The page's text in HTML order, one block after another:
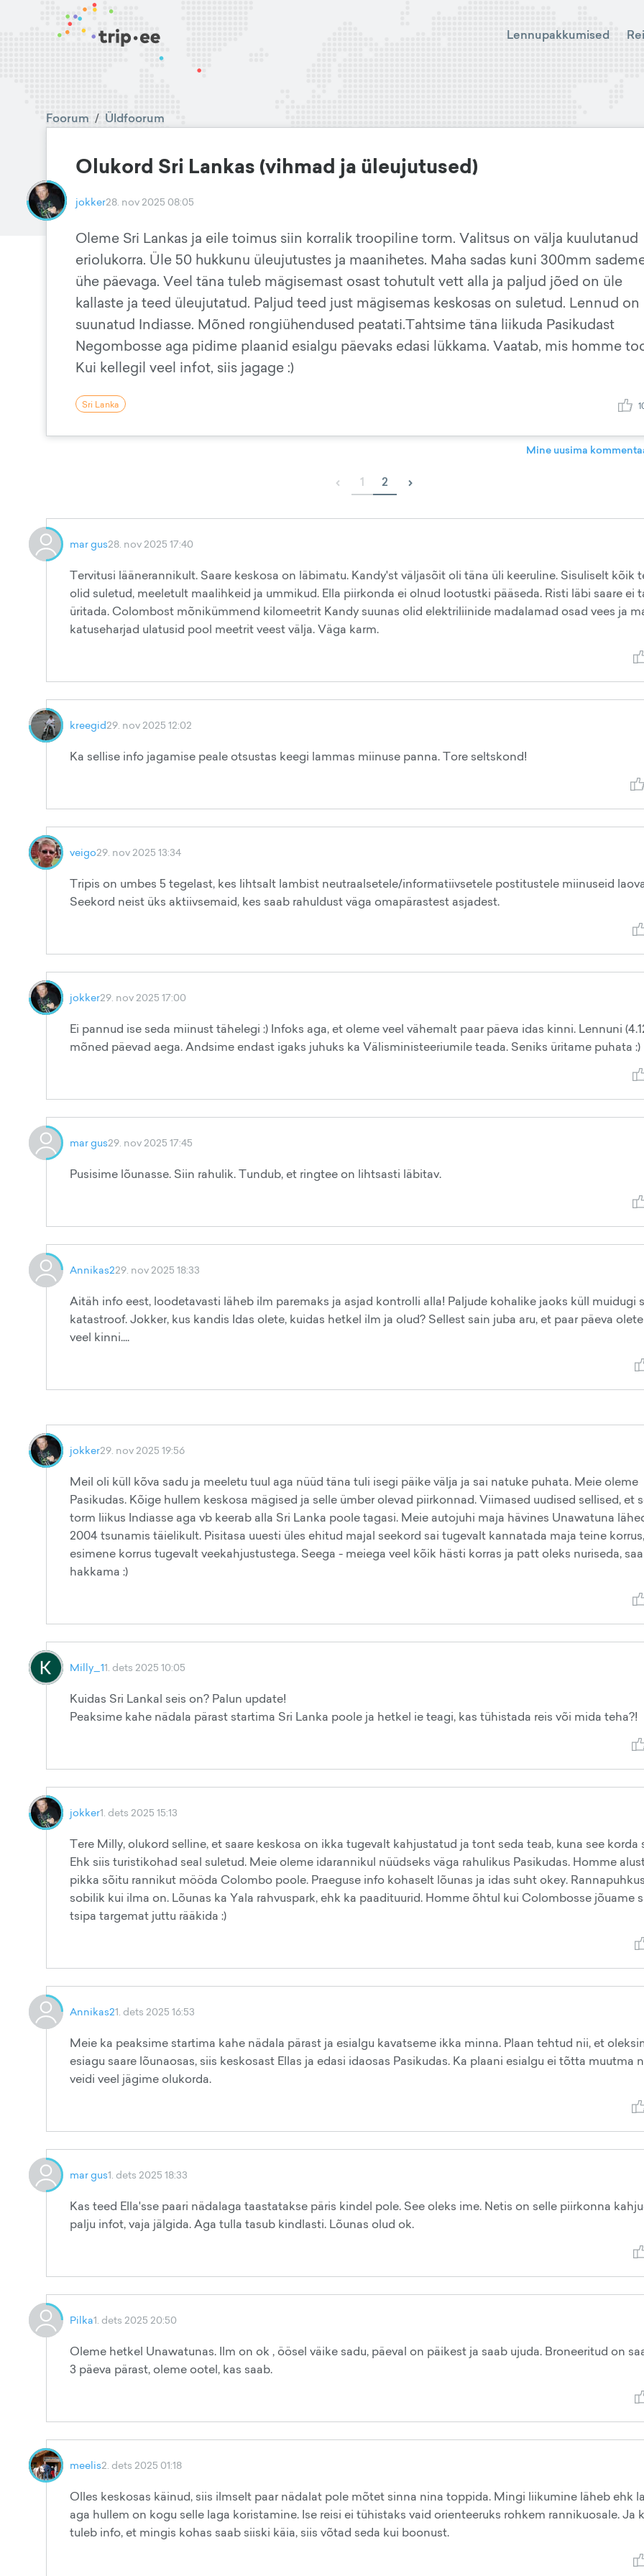
Lennupakkumised
Foorum / Üldfoorum
Olukord Sri Lankas (vihmad ja üleujutused)
jokker28. nov 2025 08:05
Oleme Sri Lankas ja eile toimus siin korralik troopiline torm. Valitsus on välja kuulutanud
eriolukorra. Üle 50 hukkunu üleujutustes ja maanihetes. Maha sadas kuni 300mm
ühe päevaga. Veel täna tuleb mägisemast osast tohutult vett alla ja paljud jõed on üle
kallaste ja teed üleujutatud. Paljud teed just mägisemas keskosas on suletud. Lennud on
suunatud Indiasse. Mõned rongiühendused peatati.Tahtsime täna liikuda Pasikudast
Negombosse aga pidime plaanid esialgu päevaks edasi lükkama. Vaatab, mis homme
Kui kellegil veel infot, siis jagage :)
Sri Lanka
Mine uusima
‹ 1 2 ›
mar gus28. nov 2025 17:40
Tervitusi läänerannikult. Saare keskosa on läbimatu. Kandy'st väljasõit oli täna üli keeruline. Sisuliselt kõik
olid suletud, meeletult maalihkeid ja ummikud. Ella piirkonda ei olnud lootustki pääseda. Risti läbi saare ei
üritada. Colombost mõnikümmend kilomeetrit Kandy suunas olid elektriliinide madalamad osad vees ja
katuseharjad ulatusid pool meetrit veest välja. Väga karm.
kreegid29. nov 2025 12:02
Ka sellise info jagamise peale otsustas keegi lammas miinuse panna. Tore seltskond!
veigo29. nov 2025 13:34
Tripis on umbes 5 tegelast, kes lihtsalt lambist neutraalsetele/informatiivsetele postitustele miinuseid
Seekord neist üks aktiivsemaid, kes saab rahuldust väga omapärastest asjadest.
jokker29. nov 2025 17:00
Ei pannud ise seda miinust tähelegi :) Infoks aga, et oleme veel vähemalt paar päeva idas kinni. Lennuni
mõned päevad aega. Andsime endast igaks juhuks ka Välisministeeriumile teada. Seniks üritame puhata :)
mar gus29. nov 2025 17:45
Pusisime lõunasse. Siin rahulik. Tundub, et ringtee on lihtsasti läbitav.
Annikas229. nov 2025 18:33
Aitäh info eest, loodetavasti läheb ilm paremaks ja asjad kontrolli alla! Paljude kohalike jaoks küll muidugi
katastroof. Jokker, kus kandis Idas olete, kuidas hetkel ilm ja olud? Sellest sain juba aru, et paar päeva
veel kinni....
jokker29. nov 2025 19:56
Meil oli küll kõva sadu ja meeletu tuul aga nüüd täna tuli isegi päike välja ja sai natuke puhata. Meie oleme
Pasikudas. Kõige hullem keskosa mägised ja selle ümber olevad piirkonnad. Viimased uudised sellised, et
torm liikus Indiasse aga vb keerab alla Sri Lanka poole tagasi. Meie autojuhi maja hävines Unawatuna
2004 tsunamis täielikult. Pisitasa uuesti üles ehitud majal seekord sai tugevalt kannatada maja teine korrus,
esimene korrus tugevalt veekahjustustega. Seega - meiega veel kõik hästi korras ja patt oleks nuriseda,
hakkama :)
Milly_11. dets 2025 10:05
Kuidas Sri Lankal seis on? Palun update!
Peaksime kahe nädala pärast startima Sri Lanka poole ja hetkel ie teagi, kas tühistada reis või mida teha?!
jokker1. dets 2025 15:13
Tere Milly, olukord selline, et saare keskosa on ikka tugevalt kahjustatud ja tont seda teab, kuna see korda
Ehk siis turistikohad seal suletud. Meie oleme idarannikul nüüdseks väga rahulikus Pasikudas. Homme
pikka sõitu rannikut mööda Colombo poole. Praeguse info kohaselt lõunas ja idas suht okey.
sobilik kui ilma on. Lõunas ka Yala rahvuspark, ehk ka paadituurid. Homme õhtul kui Colombosse jõuame
tsipa targemat juttu rääkida :)
Annikas21. dets 2025 16:53
Meie ka peaksime startima kahe nädala pärast ja esialgu kavatseme ikka minna. Plaan tehtud nii, et
esiagu saare lõunaosas, siis keskosast Ellas ja edasi idaosas Pasikudas. Ka plaani esialgu ei tõtta muutma
veidi veel jägime olukorda.
mar gus1. dets 2025 18:33
Kas teed Ella'sse paari nädalaga taastatakse päris kindel pole. See oleks ime. Netis on selle piirkonna
palju infot, vaja jälgida. Aga tulla tasub kindlasti. Lõunas olud ok.
Pilka1. dets 2025 20:50
Oleme hetkel Unawatunas. Ilm on ok , öösel väike sadu, päeval on päikest ja saab ujuda. Broneeritud on
3 päeva pärast, oleme ootel, kas saab.
meelis2. dets 2025 01:18
Olles keskosas käinud, siis ilmselt paar nädalat pole mõtet sinna nina toppida. Mingi liikumine läheb ehk
aga hullem on kogu selle laga koristamine. Ise reisi ei tühistaks vaid orienteeruks rohkem rannikuosale. Ja
tuleb info, et mingis kohas saab siiski käia, siis võtad seda kui boonust.